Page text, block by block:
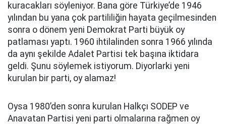
kuracakları söyleniyor. Bana göre Türkiye’de 1946
yılından bu yana çok partililiğin hayata geçilmesinden
sonra o dönem yeni Demokrat Parti büyük oy
patlaması yaptı. 1960 ihtilalinden sonra 1966 yılında
da aynı şekilde Adalet Partisi tek başına iktidara
geldi. Şunu söylemek istiyorum. Diyorlarki yeni
kurulan bir parti, oy alamaz!
Oysa 1980’den sonra kurulan Halkçı SODEP ve
Anavatan Partisi yeni parti olmalarına rağmen oy